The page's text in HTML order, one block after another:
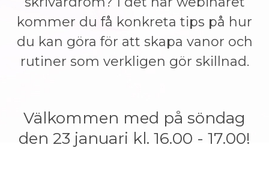
kommer du få konkreta tips på hur
du kan göra för att skapa vanor och
rutiner som verkligen gör skillnad.
Välkommen med på söndag
den 23 januari kl. 16.00 - 17.00!